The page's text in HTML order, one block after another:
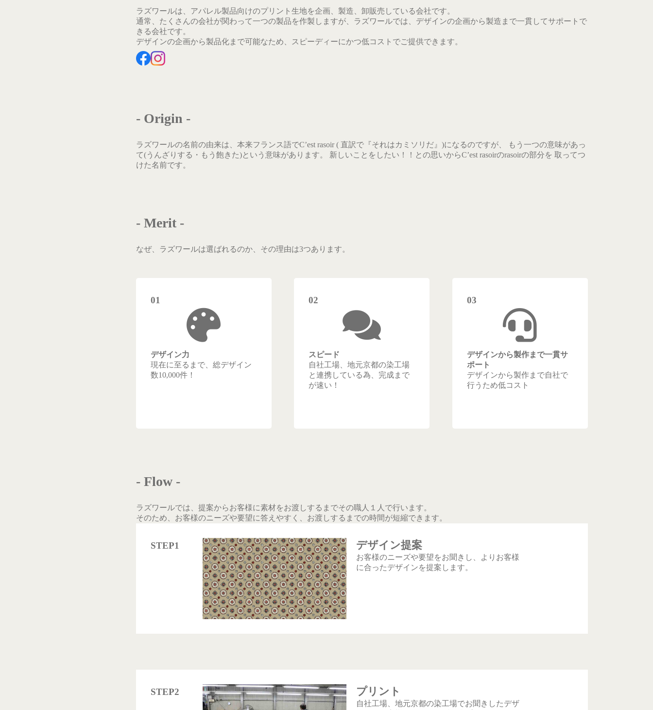
ラズワールは、アパレル製品向けのプリント生地を企画、製造、卸販売している会社です。
通常、たくさんの会社が関わって一つの製品を作製しますが、ラズワールでは、デザインの企画から製造まで一貫してサポートで
きる会社です。
デザインの企画から製品化まで可能なため、スピーディーにかつ低コストでご提供できます。
- Origin -
ラズワールの名前の由来は、本来フランス語でC’est rasoir ( 直訳で『それはカミソリだ』)になるのですが、 もう一つの意味があっ
て(うんざりする・もう飽きた)という意味があります。 新しいことをしたい！！との思いからC’est rasoirのrasoirの部分を 取ってつ
けた名前です。
- Merit -
なぜ、ラズワールは選ばれるのか、その理由は3つあります。
01
デザイン力
現在に至るまで、総デザイン
数10,000件！
02
スピード
自社工場、地元京都の染工場
と連携している為、完成まで
が速い！
03
デザインから製作まで一貫サ
ポート
デザインから製作まで自社で
行うため低コスト
- Flow -
ラズワールでは、提案からお客様に素材をお渡しするまでその職人１人で行います。
そのため、お客様のニーズや要望に答えやすく、お渡しするまでの時間が短縮できます。
STEP1 デザイン提案
お客様のニーズや要望をお聞きし、よりお客様
に合ったデザインを提案します。
STEP2 プリント
自社工場、地元京都の染工場でお聞きしたデザ